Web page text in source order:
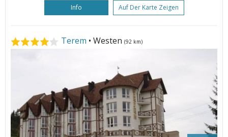
Info Auf Der Karte Zeigen
Terem • Westen (92 km)